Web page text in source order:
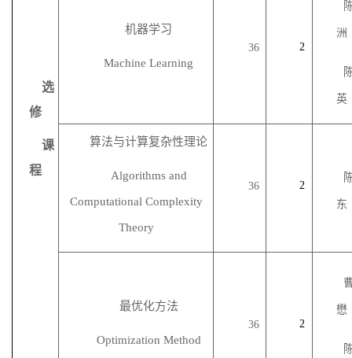
选
修
课
程
机器学习
Machine Learning
36 2
洲
英
算法与计算复杂性理论
Algorithms and
Computational Complexity
Theory
36 2
东
最优化方法
Optimization Method
36 2
懋